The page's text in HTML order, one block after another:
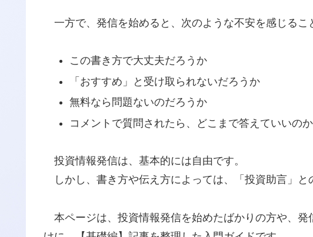
一方で、発信を始めると、次のような不安を感じるこ
この書き方で大丈夫だろうか
「おすすめ」と受け取られないだろうか
無料なら問題ないのだろうか
コメントで質問されたら、どこまで答えていいのか
投資情報発信は、基本的には自由です。
しかし、書き方や伝え方によっては、「投資助言」と
本ページは、投資情報発信を始めたばかりの方や、発